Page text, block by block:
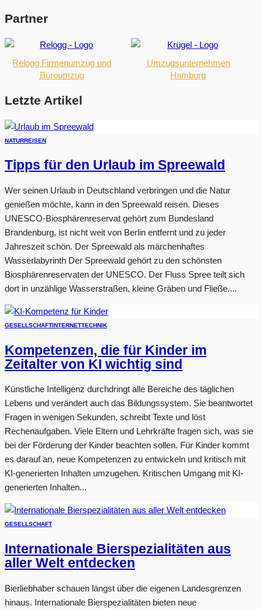
Partner
Relogg Firmenumzug und
Büroumzug
Umzugsunternehmen
Hamburg
Letzte Artikel
NATURREISEN
Tipps für den Urlaub im Spreewald
Wer seinen Urlaub in Deutschland verbringen und die Natur
genießen möchte, kann in den Spreewald reisen. Dieses
UNESCO-Biosphärenreservat gehört zum Bundesland
Brandenburg, ist nicht weit von Berlin entfernt und zu jeder
Jahreszeit schön. Der Spreewald als märchenhaftes
Wasserlabyrinth Der Spreewald gehört zu den schönsten
Biosphärenreservaten der UNESCO. Der Fluss Spree teilt sich
dort in unzählige Wasserstraßen, kleine Gräben und Fließe....
GESELLSCHAFTINTERNETTECHNIK
Kompetenzen, die für Kinder im
Zeitalter von KI wichtig sind
Künstliche Intelligenz durchdringt alle Bereiche des täglichen
Lebens und verändert auch das Bildungssystem. Sie beantwortet
Fragen in wenigen Sekunden, schreibt Texte und löst
Rechenaufgaben. Viele Eltern und Lehrkräfte fragen sich, was sie
bei der Förderung der Kinder beachten sollen. Für Kinder kommt
es darauf an, neue Kompetenzen zu entwickeln und kritisch mit
KI-generierten Inhalten umzugehen. Kritischen Umgang mit KI-
generierten Inhalten...
GESELLSCHAFT
Internationale Bierspezialitäten aus
aller Welt entdecken
Bierliebhaber schauen längst über die eigenen Landesgrenzen
hinaus. Internationale Bierspezialitäten bieten neue